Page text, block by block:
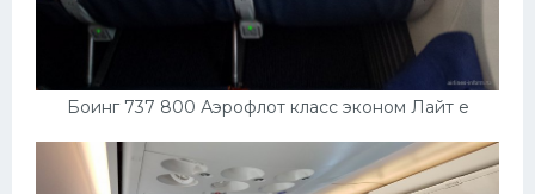
Боинг 737 800 Аэрофлот класс эконом Лайт е